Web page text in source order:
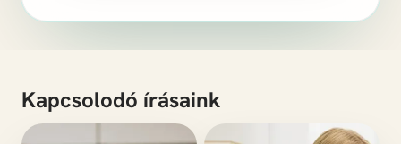
Kapcsolodó írásaink